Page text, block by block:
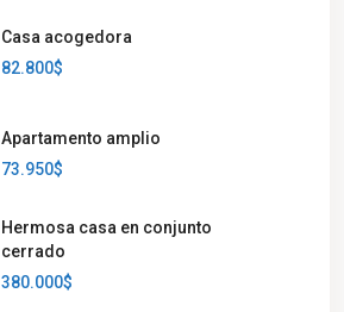
Casa acogedora
82.800$
Apartamento amplio
73.950$
Hermosa casa en conjunto
cerrado
380.000$